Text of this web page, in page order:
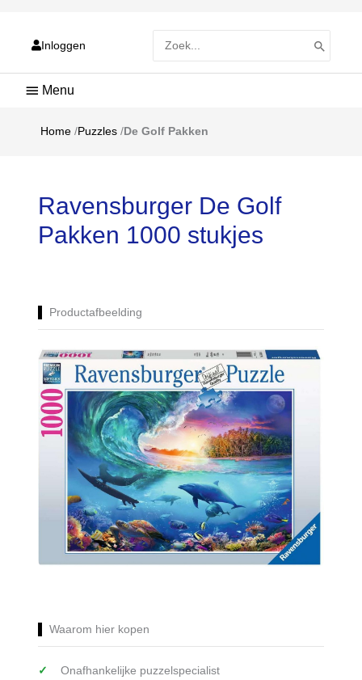
Inloggen
naar:
Hoofdmenu
Home /Puzzles /De Golf Pakken
Ravensburger De Golf
Pakken 1000 stukjes
Productafbeelding
Waarom hier kopen
Onafhankelijke puzzelspecialist